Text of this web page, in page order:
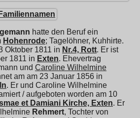
Familiennamen
hatte den Beruf ein
Hohenrode; Tagelöhner, Kuhhirte.
Oktober 1811 in Nr.4, Rott. Er ist
1811 in Exten. Ehevertrag
und Caroline Wilhelmine
am am 23 Januar 1856 in
. Er und Caroline Wilhelmine
/ aufgeboten worden am 10
et Damiani Kirche, Exten. Er
Rehmert, Tochter von